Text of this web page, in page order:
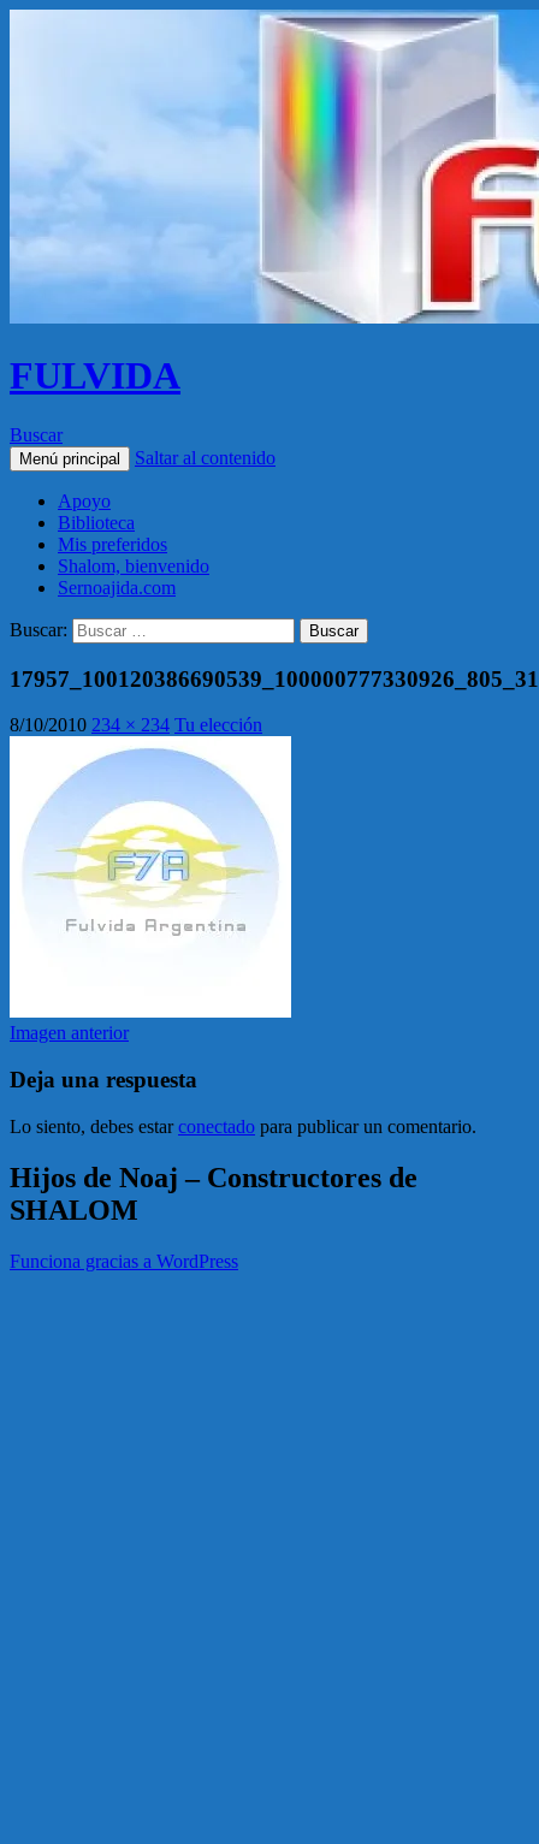
FULVIDA
Buscar
Menú principal Saltar al contenido
Apoyo
Biblioteca
Mis preferidos
Shalom, bienvenido
Sernoajida.com
Buscar:
8/10/2010 234 × 234 Tu elección
Imagen anterior
Deja una respuesta
Lo siento, debes estarconectado para publicar un comentario.
Hijos de Noaj – Constructores de
SHALOM
Funciona gracias a WordPress